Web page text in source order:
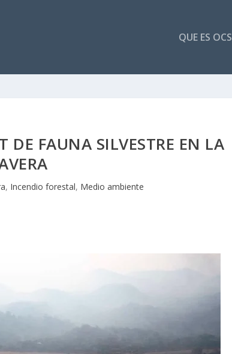
QUE ES
FAUNA SILVESTRE EN LA
, Incendio forestal, Medio ambiente